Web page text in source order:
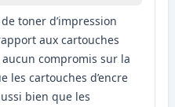
toner d’impression
aux cartouches
compromis sur la
les cartouches d’encre
bien que les